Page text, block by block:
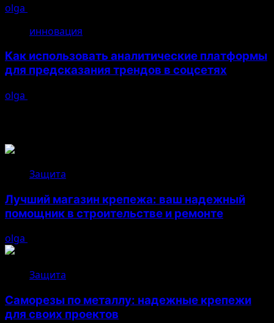
olga
инновация
Как использовать аналитические платформы
для предсказания трендов в соцсетях
olga
Защита
Лучший магазин крепежа: ваш надежный
помощник в строительстве и ремонте
olga
Защита
Саморезы по металлу: надежные крепежи
для своих проектов